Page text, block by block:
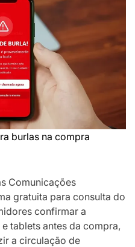
burlas na compra
Comunicações
gratuita para consulta do
confirmar a
tablets antes da compra,
a circulação de